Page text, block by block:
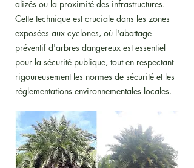
alizés ou la proximité des infrastructures.
Cette technique est cruciale dans les zones
exposées aux cyclones, où l'abattage
préventif d'arbres dangereux est essentiel
pour la sécurité publique, tout en respectant
rigoureusement les normes de sécurité et les
réglementations environnementales locales.